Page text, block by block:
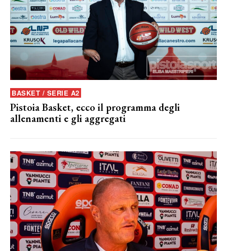
BASKET / SERIE A2
Pistoia Basket, ecco il programma degli
allenamenti e gli aggregati